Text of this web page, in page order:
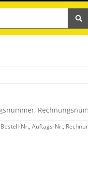
Nr., Auftags-Nr.,